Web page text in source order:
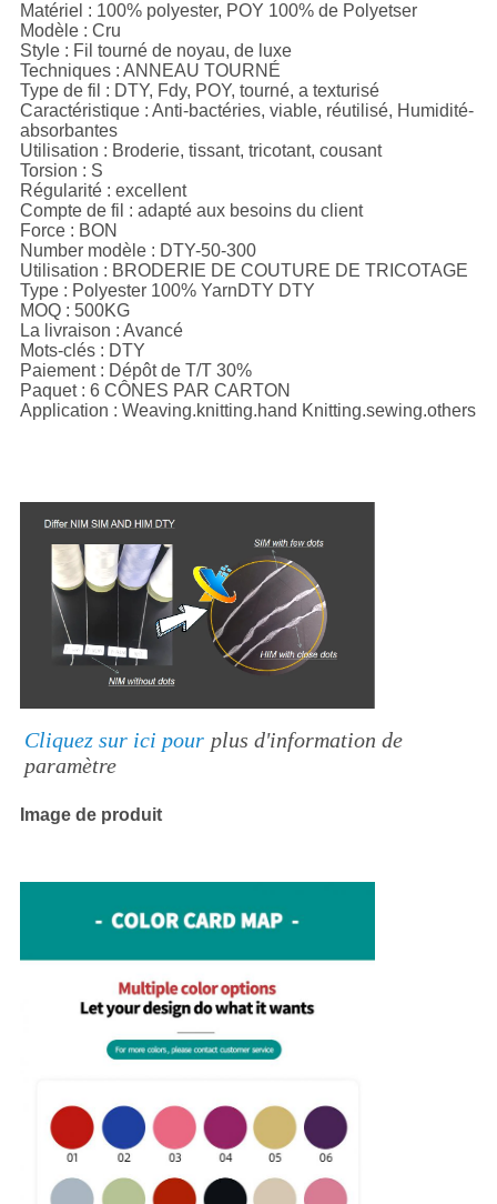
Matériel : 100% polyester, POY 100% de Polyetser
Modèle : Cru
Style : Fil tourné de noyau, de luxe
Techniques : ANNEAU TOURNÉ
Type de fil : DTY, Fdy, POY, tourné, a texturisé
Caractéristique : Anti-bactéries, viable, réutilisé, Humidité-
absorbantes
Utilisation : Broderie, tissant, tricotant, cousant
Torsion : S
Régularité : excellent
Compte de fil : adapté aux besoins du client
Force : BON
Number modèle : DTY-50-300
Utilisation : BRODERIE DE COUTURE DE TRICOTAGE
Type : Polyester 100% YarnDTY DTY
MOQ : 500KG
La livraison : Avancé
Mots-clés : DTY
Paiement : Dépôt de T/T 30%
Paquet : 6 CÔNES PAR CARTON
Application : Weaving.knitting.hand Knitting.sewing.others
Cliquez sur ici pour plus d'information de
paramètre
Image de produit